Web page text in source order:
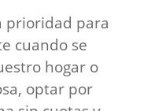
prioridad para
cuando se
hogar o
optar por